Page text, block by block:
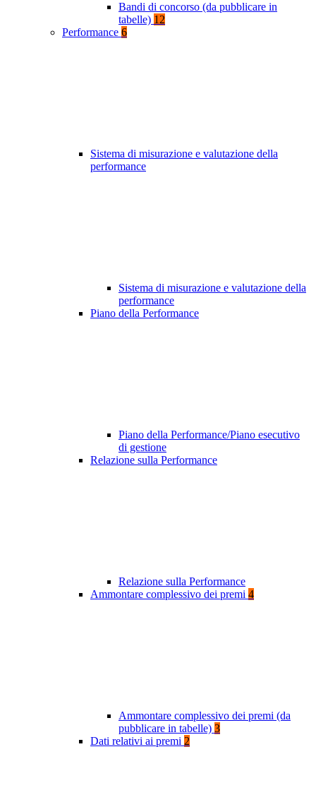
Bandi di concorso (da pubblicare in
tabelle) 12
Performance 6
Sistema di misurazione e valutazione della
performance
Sistema di misurazione e valutazione della
performance
Piano della Performance
Piano della Performance/Piano esecutivo
di gestione
Relazione sulla Performance
Relazione sulla Performance
Ammontare complessivo dei premi 4
Ammontare complessivo dei premi (da
pubblicare in tabelle) 3
Dati relativi ai premi 2